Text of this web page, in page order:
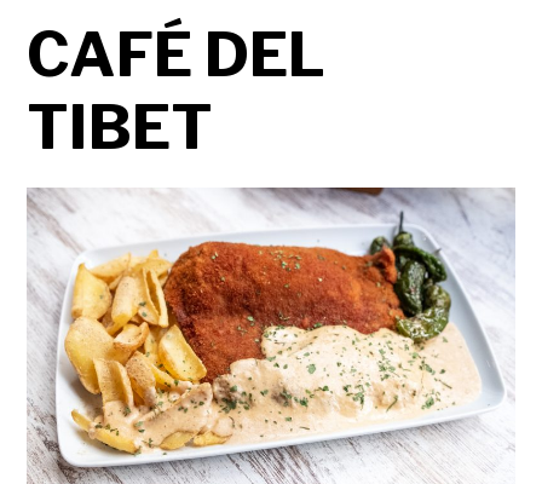
CAFÉ DEL
TIBET